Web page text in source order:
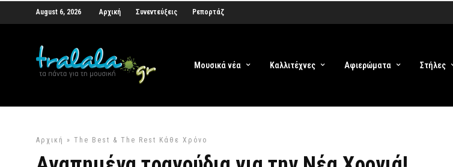
August 6, 2026 Αρχική Συνεντεύξεις Ρεπορτάζ
Μουσικά νέα Καλλιτέχνες Αφιερώματα Στήλες
Αρχική » The Best & The Rest Κάθε Χρόνο